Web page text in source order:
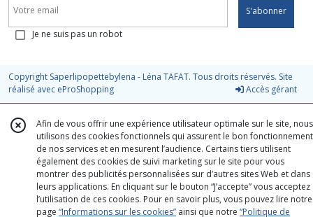
S'abonner
Je ne suis pas un robot
Copyright Saperlipopettebylena - Léna TAFAT. Tous droits réservés. Site
réalisé avec eProShopping Accès gérant
Afin de vous offrir une expérience utilisateur optimale sur le site, nous
utilisons des cookies fonctionnels qui assurent le bon fonctionnement
de nos services et en mesurent l’audience. Certains tiers utilisent
également des cookies de suivi marketing sur le site pour vous
montrer des publicités personnalisées sur d’autres sites Web et dans
leurs applications. En cliquant sur le bouton “J’accepte” vous acceptez
l’utilisation de ces cookies. Pour en savoir plus, vous pouvez lire notre
page “Informations sur les cookies” ainsi que notre “Politique de